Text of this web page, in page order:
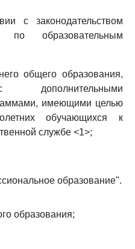
с законодательством
по образовательным
общего образования,
дополнительными
имеющими целью
обучающихся к
службе <1>;
образование".
образования;